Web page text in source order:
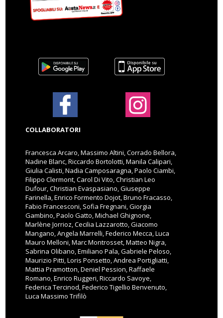
COLLABORATORI
Francesca Arcaro, Massimo Altini, Corrado Bellora,
Nadine Blanc, Riccardo Bortolotti, Manila Calipari,
Giulia Calisti, Nadia Camposaragna, Paolo Ciambi,
Filippo Clermont, Carol Di Vito, Christian Leo
Dufour, Christian Evaspasiano, Giuseppe
Farinella, Enrico Formento Dojot, Bruno Fracasso,
Fabio Francesconi, Sofia Fregnani, Giorgia
Gambino, Paolo Gatto, Michael Ghignone,
Marlène Jorrioz, Cecilia Lazzarotto, Giacomo
Mangano, Angela Marrelli, Federico Mecca, Luca
Mauro Melloni, Marc Montrosset, Matteo Nigra,
Sabrina Olibano, Emiliano Pala, Gabriele Peloso,
Maurizio Pitti, Loris Ponsetto, Andrea Portigliatti,
Mattia Pramotton, Deniel Pession, Raffaele
Romano, Enrico Ruggeri, Riccardo Savoye,
Federica Tercinod, Federico Tigellio Benvenuto,
Luca Massimo Trifilò